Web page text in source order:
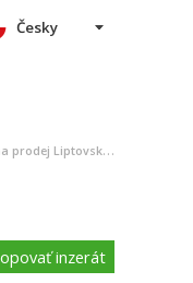
Česky
Liptovská Štiavnica
inzerát